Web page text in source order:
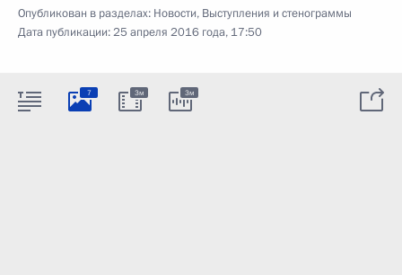
Опубликован в разделах: Новости, Выступления и стенограммы
Дата публикации:25 апреля 2016 года, 17:50
7 3м 3м